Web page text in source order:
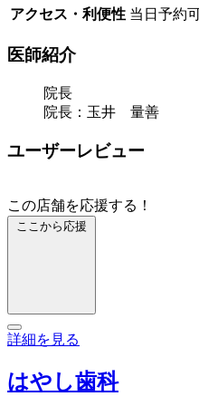
アクセス・利便性 当日予約
医師紹介
院長
院長：玉井 量善
ユーザーレビュー
この店舗を応援する！
ここから応援
詳細を見る
はやし歯科